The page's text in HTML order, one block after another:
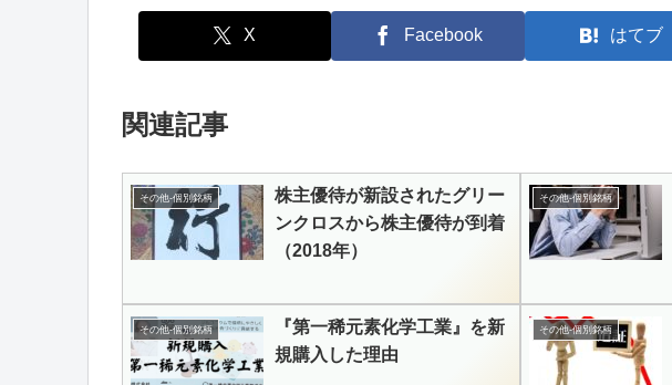
X Facebook はてブ
関連記事
その他-個別銘柄
株主優待が新設されたグリー
ンクロスから株主優待が到着
（2018年）
その他-個別銘柄
その他-個別銘柄
『第一稀元素化学工業』を新
規購入した理由
その他-個別銘柄